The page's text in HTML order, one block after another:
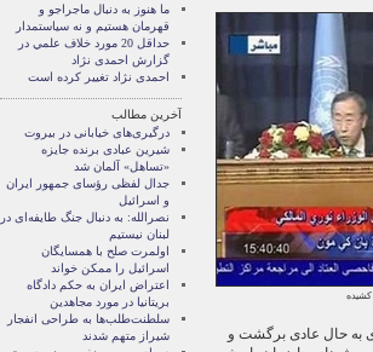
کشیده
به حال عادی برگشت و
ما هنوز به دنبال ماجراجو و
قهرمان هستيم و نه سياستمدار
حداقل 20 مورد خلاف علمي در
گزارش احمدی نژاد
احمدی نژاد تغییر کرده است
آخرین مطالب
درگیری‌های خیابانی در بیروت
شیرین عبادی برنده جایزه
«تساهل» آلمان شد
جدال لفظی رؤسای جمهور ایران
و اسرائیل
نصرالله: به دنبال جنگ طایفه‌ای در
لبنان نیستیم
اولمرت صلح با همسایگان
اسرائیل را ممکن خواند
اعتراض ایران به حکم دادگاه
بریتانیا در مورد مجاهدین
سلطنت‌طلب‌ها به طراحی انفجار
شیراز متهم شدند